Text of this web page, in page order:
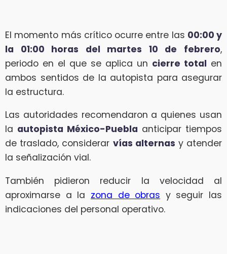
El momento más crítico ocurre entre las 00:00 y
la 01:00 horas del martes 10 de febrero,
periodo en el que se aplica un cierre total en
ambos sentidos de la autopista para asegurar
la estructura.
Las autoridades recomendaron a quienes usan
la autopista México-Puebla anticipar tiempos
de traslado, considerar vías alternas y atender
la señalización vial.
También pidieron reducir la velocidad al
aproximarse a la zona de obras y seguir las
indicaciones del personal operativo.